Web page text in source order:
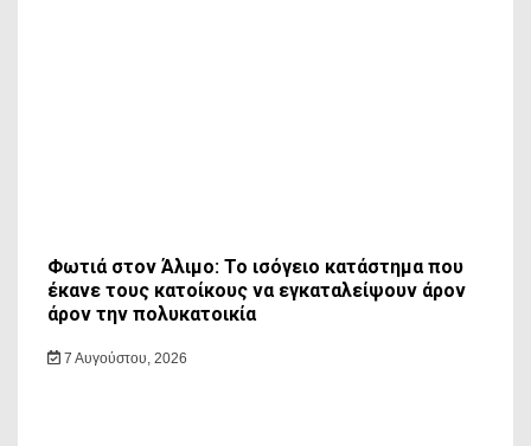
Φωτιά στον Άλιμο: Το ισόγειο κατάστημα που
έκανε τους κατοίκους να εγκαταλείψουν άρον
άρον την πολυκατοικία
7 Αυγούστου, 2026